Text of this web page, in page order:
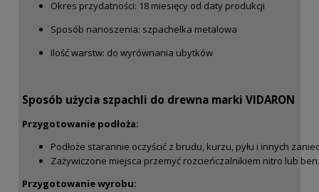
Okres przydatności: 18 miesięcy od daty produkcji
Sposób nanoszenia: szpachelka metalowa
Ilość warstw: do wyrównania ubytków
Sposób użycia szpachli do drewna marki VIDARON
Przygotowanie podłoża:
Podłoże starannie oczyścić z brudu, kurzu, pyłu i innych
Zażywiczone miejsca przemyć rozcieńczalnikiem nitro lub
Przygotowanie wyrobu: